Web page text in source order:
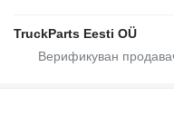
TruckParts Eesti OÜ